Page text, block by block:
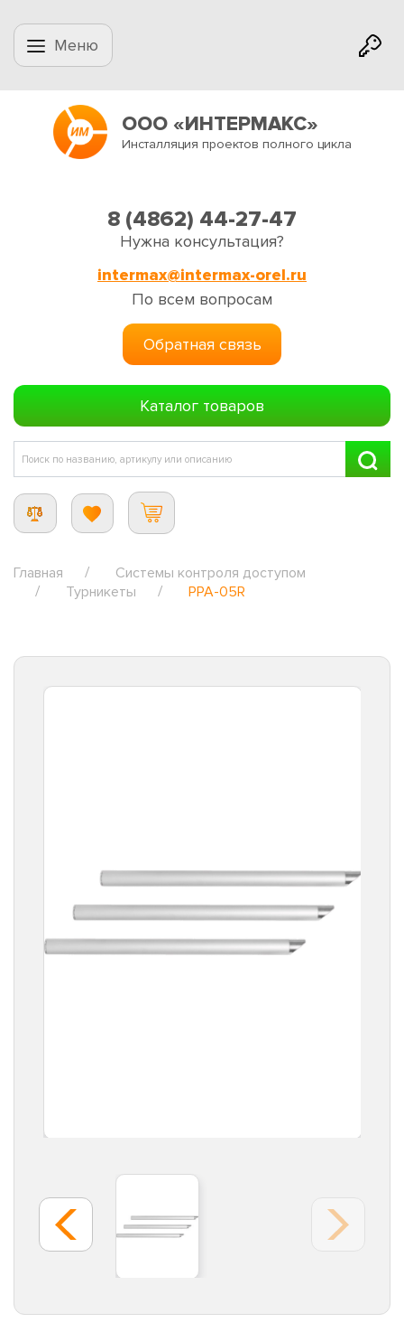
Меню
ООО «ИНТЕРМАКС»
Инсталляция проектов полного цикла
8 (4862) 44-27-47
Нужна консультация?
intermax@intermax-orel.ru
По всем вопросам
Обратная связь
Каталог товаров
Главная
Системы контроля доступом
Турникеты
PPA-05R